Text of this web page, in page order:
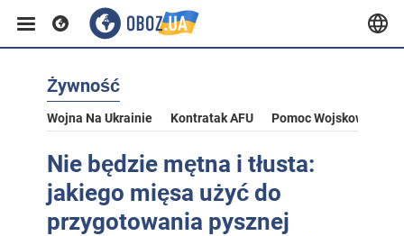
Żywność
Wojna Na Ukrainie Kontratak AFU Pomoc Wojskowa Dla
Nie będzie mętna i tłusta:
jakiego mięsa użyć do
przygotowania pysznej